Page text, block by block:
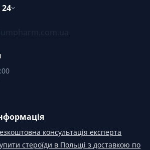
24
консультація експерта
стероїди в Польщі з доставкою по